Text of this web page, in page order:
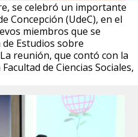
se celebró un importante
Concepción (UdeC), en el
miembros que se
Estudios sobre
reunión, que contó con la
de Ciencias Sociales,